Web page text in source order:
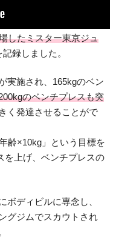
したミスター東京ジュ
記録しました。
実施され、165kgのベン
のベンチプレスも突
く発達させることがで
齢×10kg」という目標を
を上げ、ベンチプレスの
ボディビルに専念し、
グジムでスカウトされ